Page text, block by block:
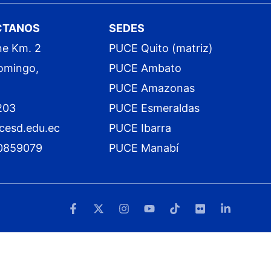
Km. 2
SEDES
PUCE Quito (matriz)
PUCE Ambato
PUCE Amazonas
PUCE Esmeraldas
PUCE Ibarra
PUCE Manabí